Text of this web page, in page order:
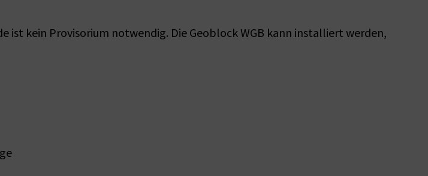
ist kein Provisorium notwendig. Die Geoblock WGB kann installiert werden,